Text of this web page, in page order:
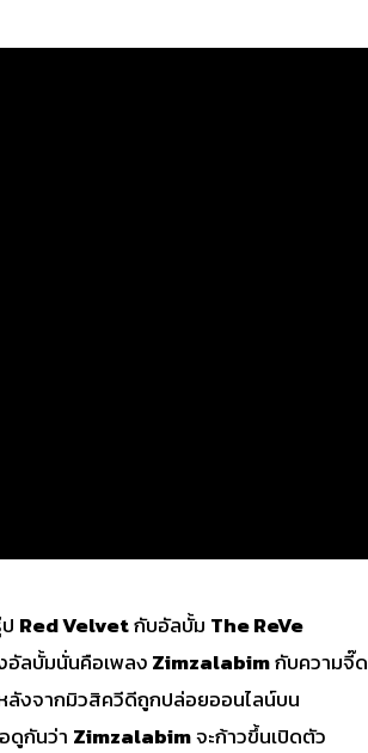
Red Velvetกับอัลบั้ม The ReVe
อัลบั้มนั่นคือเพลงZimzalabimกับความจี๊ด
ลังจากมิวสิควีดีถูกปล่อยออนไลน์บน
ดูกันว่า Zimzalabimจะก้าวขึ้นเปิดตัว